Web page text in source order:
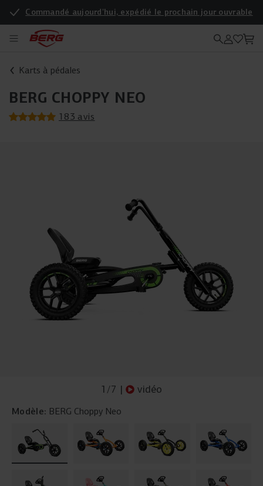
Commandé aujourd'hui, expédié le prochain jour ouvrable
Karts à pédales
BERG CHOPPY NEO
183 avis
1 /7 | vidéo
Modèle: BERG Choppy Neo